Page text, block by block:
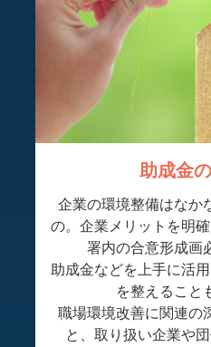
助成金
企業の環境整備はなか
の。企業メリットを明
署内の合意形成画
助成金などを上手に活
を整えること
職場環境改善に関連の
と、取り扱い企業や